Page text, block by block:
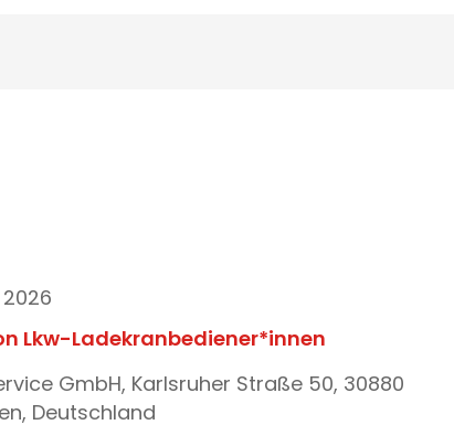
Lkw-Ladekranbediener*innen
2026
GmbH, Karlsruher Straße 50, 30880
Deutschland